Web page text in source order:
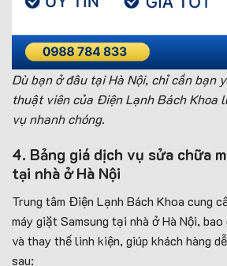
Dù bạn ở đâu tại Hà Nội, chỉ cần bạn
thuật viên của Điện Lạnh Bách Khoa
vụ nhanh chóng.
4. Bảng giá dịch vụ sửa chữa
tại nhà ở Hà Nội
Trung tâm Điện Lạnh Bách Khoa cung
máy giặt Samsung tại nhà ở Hà Nội,
và thay thế linh kiện, giúp khách hàng
sau: